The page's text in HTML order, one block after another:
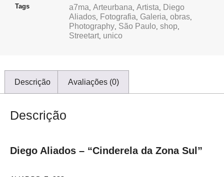
Tags a7ma, Arteurbana, Artista, Diego
Aliados, Fotografia, Galeria, obras,
Photography, São Paulo, shop,
Streetart, unico
Descrição Avaliações (0)
Descrição
Diego Aliados – “Cinderela da Zona Sul”